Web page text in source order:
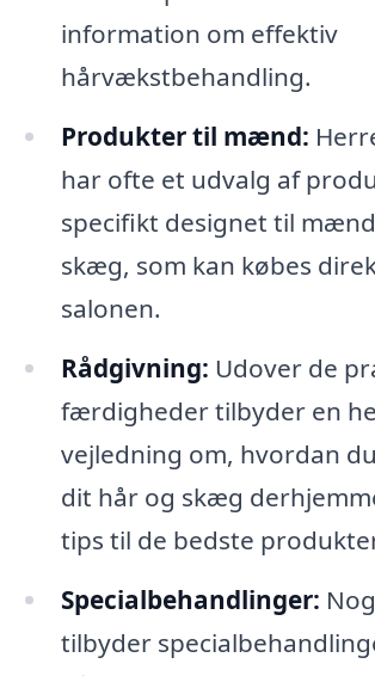
information om effektiv
hårvækstbehandling.
Produkter til mænd:
har ofte et udvalg af
specifikt designet til
skæg, som kan købes
salonen.
Rådgivning: Udover de
færdigheder tilbyder en
vejledning om, hvordan
dit hår og skæg
tips til de bedste
Specialbehandlinger:
tilbyder